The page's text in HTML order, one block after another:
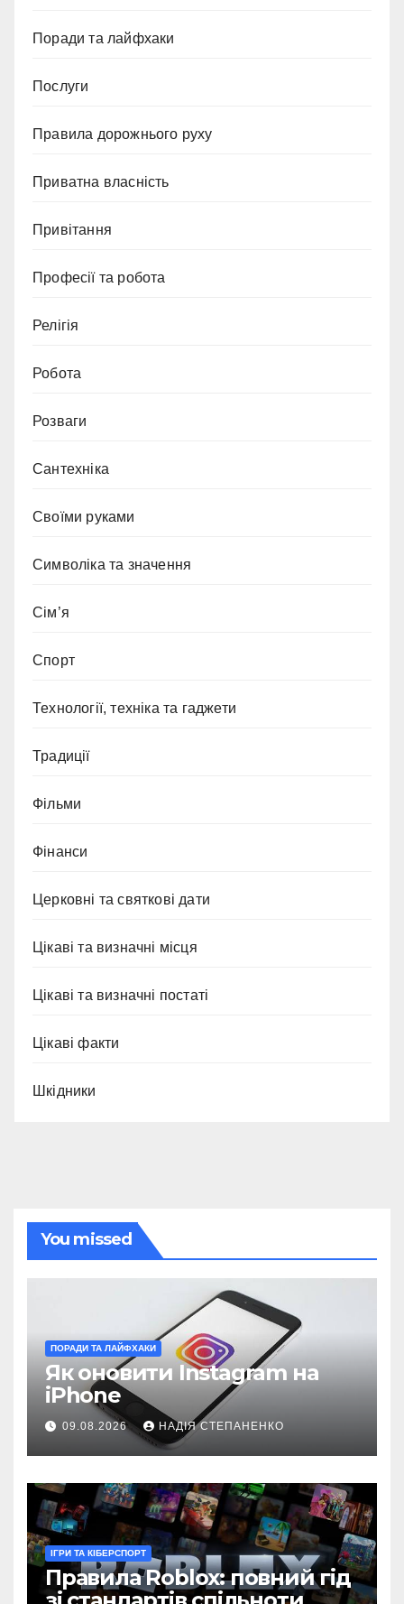
Поради та лайфхаки
Послуги
Правила дорожнього руху
Приватна власність
Привітання
Професії та робота
Релігія
Робота
Розваги
Сантехніка
Своїми руками
Символіка та значення
Сім’я
Спорт
Технології, техніка та гаджети
Традиції
Фільми
Фінанси
Церковні та святкові дати
Цікаві та визначні місця
Цікаві та визначні постаті
Цікаві факти
Шкідники
You missed
ПОРАДИ ТА ЛАЙФХАКИ
Як оновити Instagram на
iPhone
09.08.2026 НАДІЯ СТЕПАНЕНКО
ІГРИ ТА КІБЕРСПОРТ
Правила Roblox: повний гід